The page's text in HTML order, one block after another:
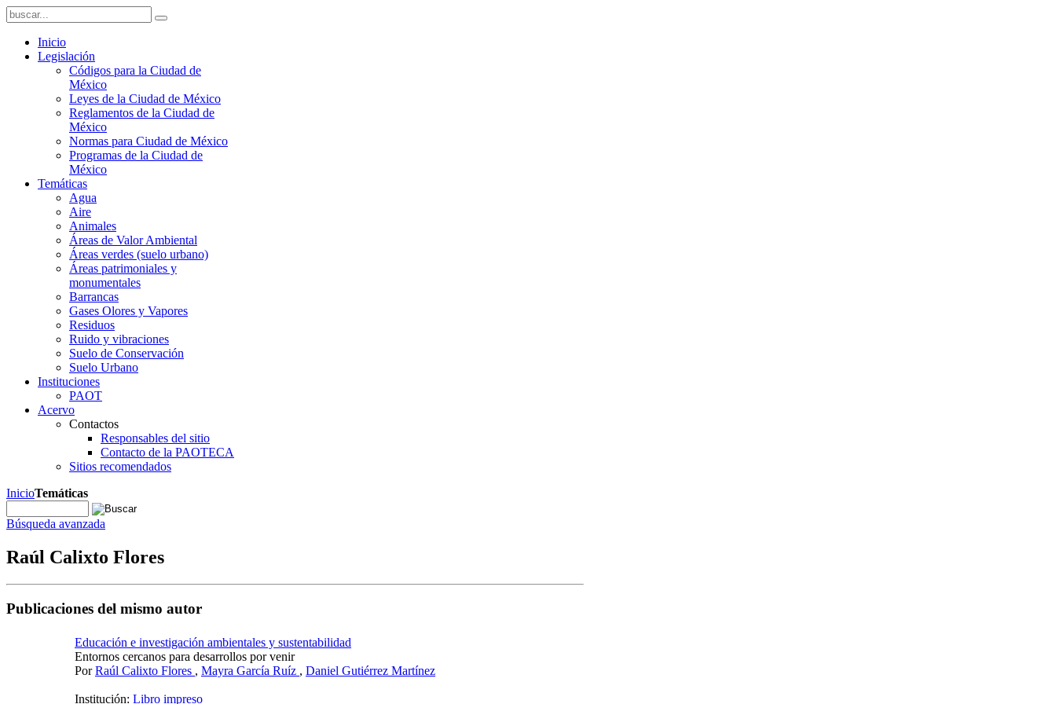
Inicio
Legislación
Códigos para la Ciudad de
México
Leyes de la Ciudad de México
Reglamentos de la Ciudad de
México
Normas para Ciudad de México
Programas de la Ciudad de
México
Temáticas
Agua
Aire
Animales
Áreas de Valor Ambiental
Áreas verdes (suelo urbano)
Áreas patrimoniales y
monumentales
Barrancas
Gases Olores y Vapores
Residuos
Ruido y vibraciones
Suelo de Conservación
Suelo Urbano
Instituciones
PAOT
Acervo
Contactos
Responsables del sitio
Contacto de la PAOTECA
Sitios recomendados
InicioTemáticas
Búsqueda avanzada
Raúl Calixto Flores
Publicaciones del mismo autor
Educación e investigación ambientales y sustentabilidad
Entornos cercanos para desarrollos por venir
PorRaúl Calixto Flores , Mayra García Ruíz , Daniel Gutiérrez Martínez
Institución: Libro impreso